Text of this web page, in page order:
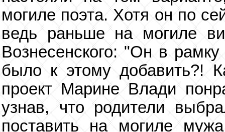
могиле поэта. Хотя он по
ведь раньше на могиле
Вознесенского: "Он в
было к этому добавить?!
проект Марине Влади
узнав, что родители
поставить на могиле